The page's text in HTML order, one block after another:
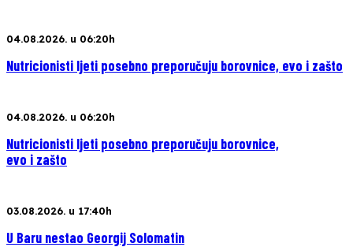
04.08.2026. u 06:20h
Nutricionisti ljeti posebno preporučuju borovnice, evo i zašto
04.08.2026. u 06:20h
Nutricionisti ljeti posebno preporučuju borovnice,
evo i zašto
03.08.2026. u 17:40h
U Baru nestao Georgij Solomatin